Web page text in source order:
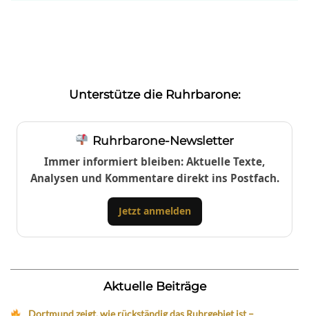
Unterstütze die Ruhrbarone:
Ruhrbarone-Newsletter
Immer informiert bleiben: Aktuelle Texte,
Analysen und Kommentare direkt ins Postfach.
Jetzt anmelden
Aktuelle Beiträge
Dortmund zeigt, wie rückständig das Ruhrgebiet ist –